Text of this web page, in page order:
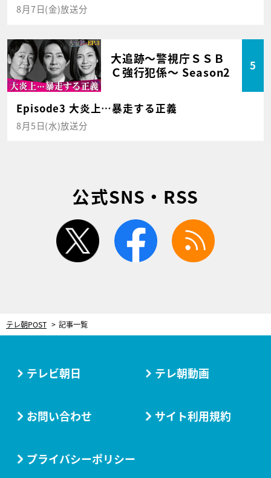
8月7日(金)放送分
大追跡～警視庁ＳＳＢ
Ｃ強行犯係～ Season2
5
Episode3 大炎上…暴走する正義
8月5日(水)放送分
公式SNS・RSS
twitter facebook
テレ朝POST 記事一覧
テレビ朝日 テレ朝動画
お問い合わせ サイト利用規約
プライバシーポリシー